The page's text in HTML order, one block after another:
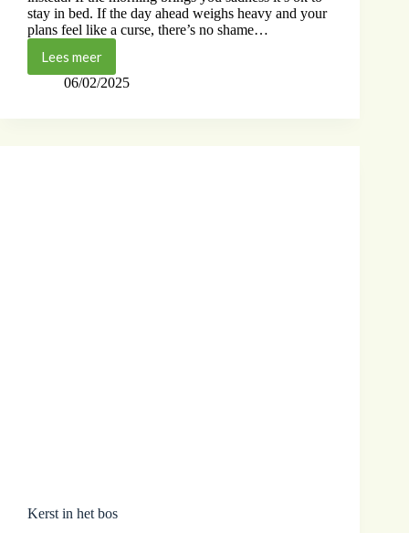
stay in bed. If the day ahead weighs heavy and your
plans feel like a curse, there’s no shame…
Lees meer
06/02/2025
Kerst in het bos